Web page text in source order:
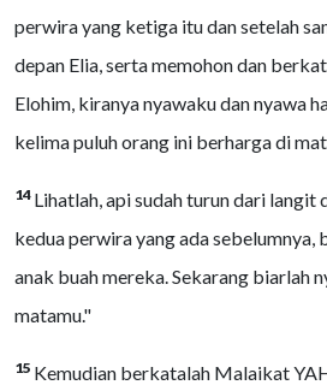
perwira yang ketiga itu dan setelah
depan Elia, serta memohon dan
Elohim, kiranya nyawaku dan nyawa
kelima puluh orang ini berharga di
14 Lihatlah, api sudah turun dari langit
kedua perwira yang ada sebelumnya,
anak buah mereka. Sekarang biarlah
matamu."
15 Kemudian berkatalah Malaikat